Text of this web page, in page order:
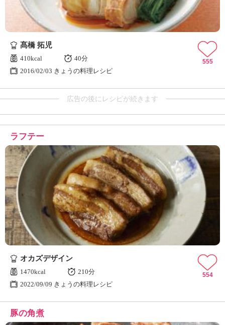
髙橋 拓児
410kcal
40分
2016/02/03 きょうの料理レシピ
555
広告の後にレシピが続きます
ラフテー
オカズデザイン
1470kcal
210分
2022/09/09 きょうの料理レシピ
554
豚の角煮